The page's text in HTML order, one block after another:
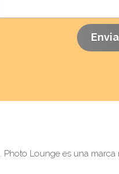
Lounge es una marca